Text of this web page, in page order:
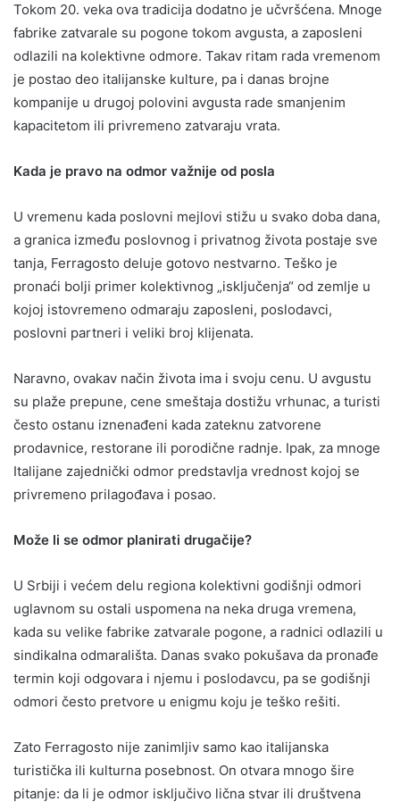
Tokom 20. veka ova tradicija dodatno je učvršćena. Mnoge
fabrike zatvarale su pogone tokom avgusta, a zaposleni
odlazili na kolektivne odmore. Takav ritam rada vremenom
je postao deo italijanske kulture, pa i danas brojne
kompanije u drugoj polovini avgusta rade smanjenim
kapacitetom ili privremeno zatvaraju vrata.
Kada je pravo na odmor važnije od posla
U vremenu kada poslovni mejlovi stižu u svako doba dana,
a granica između poslovnog i privatnog života postaje sve
tanja, Ferragosto deluje gotovo nestvarno. Teško je
pronaći bolji primer kolektivnog „isključenja“ od zemlje u
kojoj istovremeno odmaraju zaposleni, poslodavci,
poslovni partneri i veliki broj klijenata.
Naravno, ovakav način života ima i svoju cenu. U avgustu
su plaže prepune, cene smeštaja dostižu vrhunac, a turisti
često ostanu iznenađeni kada zateknu zatvorene
prodavnice, restorane ili porodične radnje. Ipak, za mnoge
Italijane zajednički odmor predstavlja vrednost kojoj se
privremeno prilagođava i posao.
Može li se odmor planirati drugačije?
U Srbiji i većem delu regiona kolektivni godišnji odmori
uglavnom su ostali uspomena na neka druga vremena,
kada su velike fabrike zatvarale pogone, a radnici odlazili u
sindikalna odmarališta. Danas svako pokušava da pronađe
termin koji odgovara i njemu i poslodavcu, pa se godišnji
odmori često pretvore u enigmu koju je teško rešiti.
Zato Ferragosto nije zanimljiv samo kao italijanska
turistička ili kulturna posebnost. On otvara mnogo šire
pitanje: da li je odmor isključivo lična stvar ili društvena